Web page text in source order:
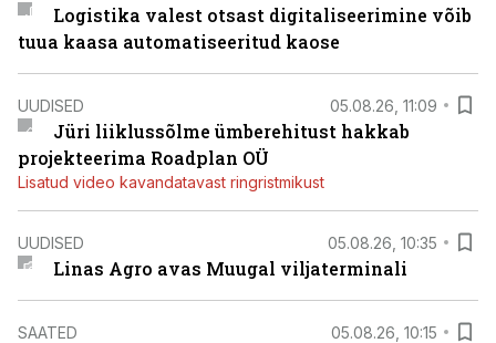
Logistika valest otsast digitaliseerimine võib
tuua kaasa automatiseeritud kaose
UUDISED 05.08.26, 11:09
Jüri liiklussõlme ümberehitust hakkab
projekteerima Roadplan OÜ
Lisatud video kavandatavast ringristmikust
UUDISED 05.08.26, 10:35
Linas Agro avas Muugal viljaterminali
SAATED 05.08.26, 10:15